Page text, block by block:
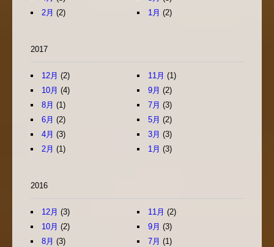
2月 (2) 1月 (2)
2017
12月 (2) 11月 (1)
10月 (4) 9月 (2)
8月 (1) 7月 (3)
6月 (2) 5月 (2)
4月 (3) 3月 (3)
2月 (1) 1月 (3)
2016
12月 (3) 11月 (2)
10月 (2) 9月 (3)
8月 (3) 7月 (1)